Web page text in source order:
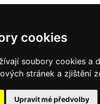
cookies
soubory cookies a
stránek a zjištění
Upravit mé předvolby